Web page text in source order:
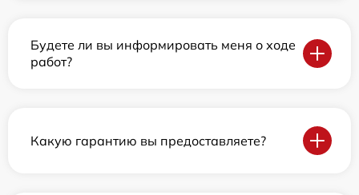
Будете ли вы информировать меня о ходе
работ?
Какую гарантию вы предоставляете?